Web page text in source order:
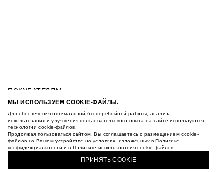
МЫ ИСПОЛЬЗУЕМ COOKIE-ФАЙЛЫ.
Для обеспечения оптимальной бесперебойной работы, анализа
использования и улучшения пользовательского опыта на сайте используются
технологии cookie-файлов.
Продолжая пользоваться сайтом, Вы соглашаетесь с размещением cookie-
файлов на Вашем устройстве на условиях, изложенных вПолитике
конфиденциальности и вПолитике использования cookie-файлов
ПРИНЯТЬ COOKIE
ПОКУПАТЕЛЯМ
УСЛОВИЯ ИСПОЛЬЗОВАНИЯ ПОДАРОЧНЫХ
ПОЛИТИКА КОНФИДЕНЦИАЛЬНОСТИ
ПОЛИТИКА COOKIE
УСЛОВИЯ ПОКУПКИ
О НАС
КАРЬЕРА
САБО ИЗ НАТУРАЛЬНОЙ ЗАМШИ
КУПИТЬ + ПОЛУЧИТЬ В МАГАЗИНЕ MAAG